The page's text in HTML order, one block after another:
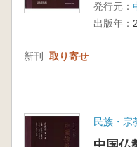
発行元：
出版年：
新刊 取り寄せ
民族・宗